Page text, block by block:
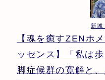
新城
【魂を癒すZENホ
ッセンス】「私は
脚症候群の寛解と